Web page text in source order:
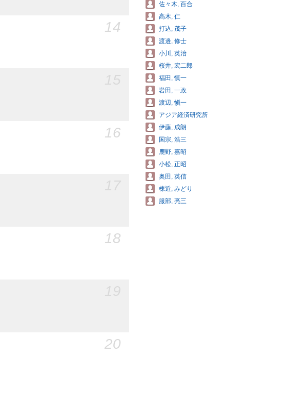
14
16
18
20
佐々木, 百合
高木, 仁
打込, 茂子
渡邉, 修士
小川, 英治
桜井, 宏二郎
福田, 慎一
岩田, 一政
渡辺, 愼一
アジア経済研究所
伊藤, 成朗
国宗, 浩三
鹿野, 嘉昭
小松, 正昭
奥田, 英信
棟近, みどり
服部, 亮三